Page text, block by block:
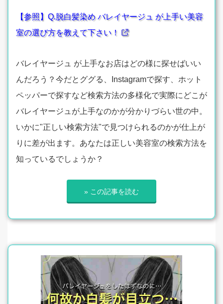
【参照】Q.脱白髪染め バレイヤージュ が上手い美容
室の選び方を教えて下さい！
バレイヤージュ が上手なお店はどの様に探せばいい
んだろう？今だとググる、Instagramで探す、ホット
ペッパーで探すなど検索方法の多様化で実際にどこが
バレイヤージュが上手なのかが分かりづらい世の中。
いかに"正しい検索方法"で見つけられるのかが仕上が
りに差が出ます。あなたは正しい美容室の検索方法を
知っているでしょうか？
» この記事を読む